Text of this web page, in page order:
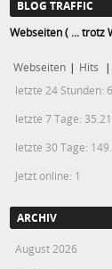
BLOG TRAFFIC
Webseiten ( ... trotz
Webseiten | Hits |
letzte 24 Stunden:
letzte 7 Tage:
letzte 30 Tage:
Jetzt online: 1
ARCHIV
August 2026